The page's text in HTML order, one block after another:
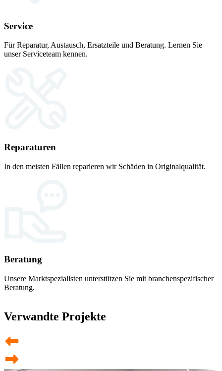
Service
Für Reparatur, Austausch, Ersatzteile und Beratung. Lernen Sie
unser Serviceteam kennen.
Reparaturen
In den meisten Fällen reparieren wir Schäden in Originalqualität.
Beratung
Unsere Marktspezialisten unterstützen Sie mit branchenspezifischer
Beratung.
Verwandte Projekte